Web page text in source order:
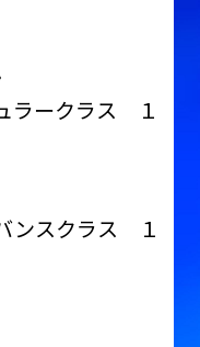
ラークラス １
ンスクラス １